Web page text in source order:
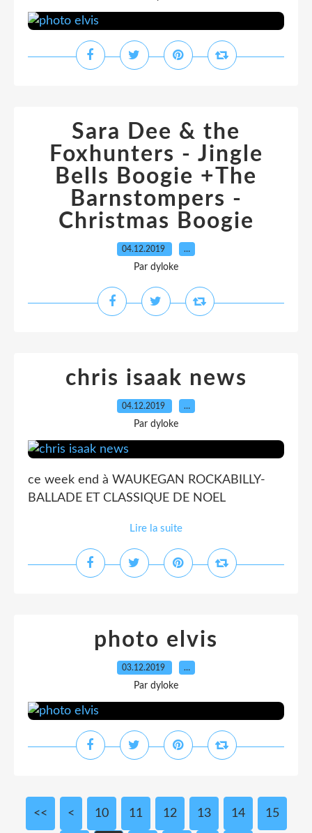
Sara Dee & the
Foxhunters - Jingle
Bells Boogie +The
Barnstompers -
Christmas Boogie
04.12.2019 …
Par dyloke
chris isaak news
04.12.2019 …
Par dyloke
ce week end à WAUKEGAN ROCKABILLY-
BALLADE ET CLASSIQUE DE NOEL
Lire la suite
photo elvis
03.12.2019 …
Par dyloke
<< < 10 11 12 13 14 15